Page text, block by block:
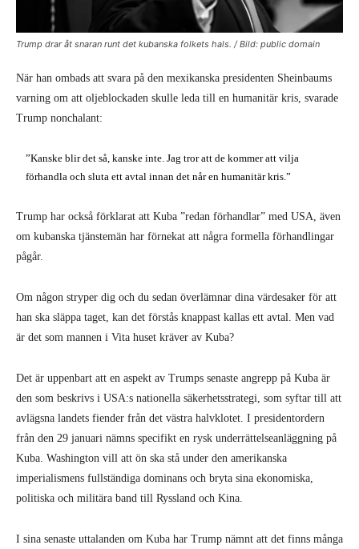
Trump drar åt snaran runt det kubanska folkets hals. / Bild: public domain
När han ombads att svara på den mexikanska presidenten Sheinbaums
varning om att oljeblockaden skulle leda till en humanitär kris, svarade
Trump nonchalant:
”Kanske blir det så, kanske inte. Jag tror att de kommer att vilja
förhandla och sluta ett avtal innan det når en humanitär kris.”
Trump har också förklarat att Kuba ”redan förhandlar” med USA, även
om kubanska tjänstemän har förnekat att några formella förhandlingar
pågår.
Om någon stryper dig och du sedan överlämnar dina värdesaker för att
han ska släppa taget, kan det förstås knappast kallas ett avtal. Men vad
är det som mannen i Vita huset kräver av Kuba?
Det är uppenbart att en aspekt av Trumps senaste angrepp på Kuba är
den som beskrivs i USA:s nationella säkerhetsstrategi, som syftar till att
avlägsna landets fiender från det västra halvklotet. I presidentordern
från den 29 januari nämns specifikt en rysk underrättelseanläggning på
Kuba. Washington vill att ön ska stå under den amerikanska
imperialismens fullständiga dominans och bryta sina ekonomiska,
politiska och militära band till Ryssland och Kina.
I sina senaste uttalanden om Kuba har Trump nämnt att det finns många